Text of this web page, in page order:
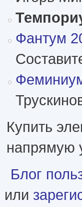
Фантум
Купить
напрямую
Блог
или